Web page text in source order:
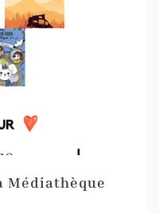
Médiathèque